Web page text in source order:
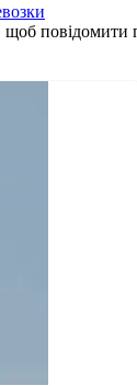
щоб повідомити